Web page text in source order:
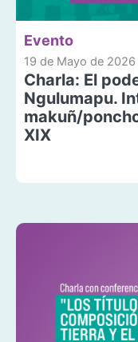
Evento
19 de Mayo de 2026
Charla: El
Ngulumapu.
makuñ/
XIX